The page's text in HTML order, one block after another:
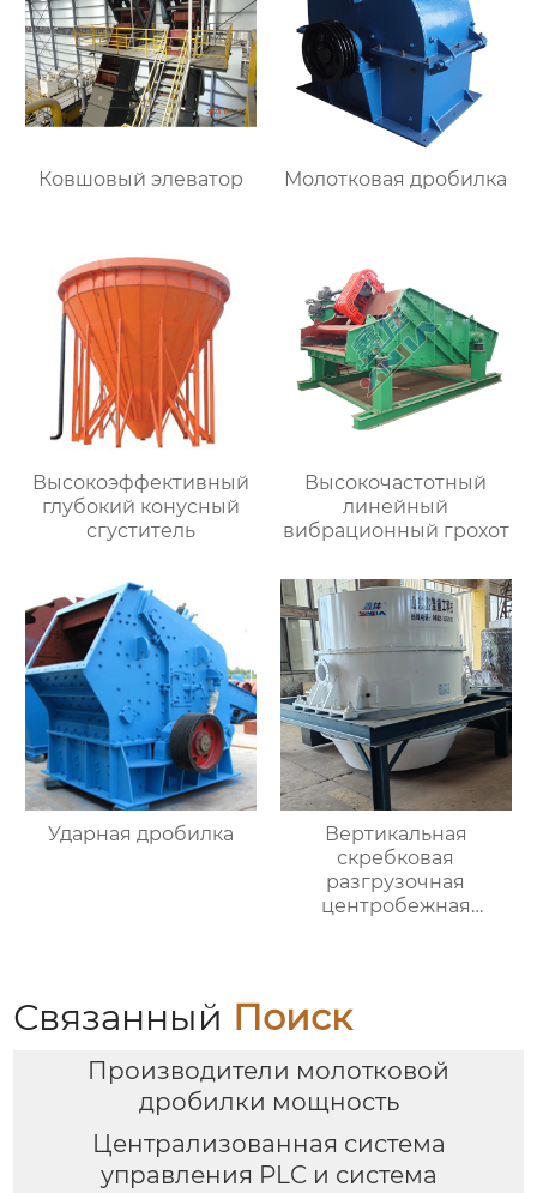
Ковшовый элеватор Молотковая дробилка
Высокоэффективный
глубокий конусный
сгуститель
Высокочастотный
линейный
вибрационный грохот
Ударная дробилка
Вертикальная
скребковая
разгрузочная
центробежная
Связанный Поиск
Производители молотковой
дробилки мощность
Централизованная система
управления PLC и система